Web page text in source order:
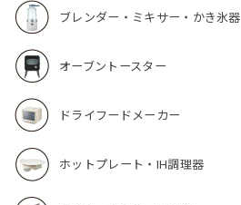
ブレンダー・ミキサー・かき氷器
オーブントースター
ドライフードメーカー
ホットプレート・IH調理器